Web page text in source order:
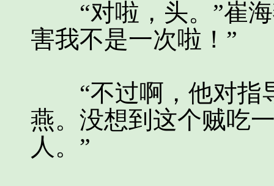
“对啦，头。”崔海
害我不是一次啦！”
“不过啊，他对指
燕。没想到这个贼吃
人。”